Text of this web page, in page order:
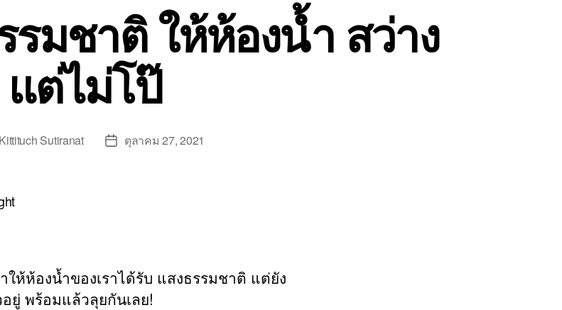
รมชาติ ให้ห้องน้ำ สว่าง
แต่ไม่โป๊
Kittituch Sutiranat
Postตุลาคม 27, 2021
ให้ห้องน้ำของเราได้รับ แสงธรรมชาติ แต่ยัง
ยู่ พร้อมแล้วลุยกันเลย!